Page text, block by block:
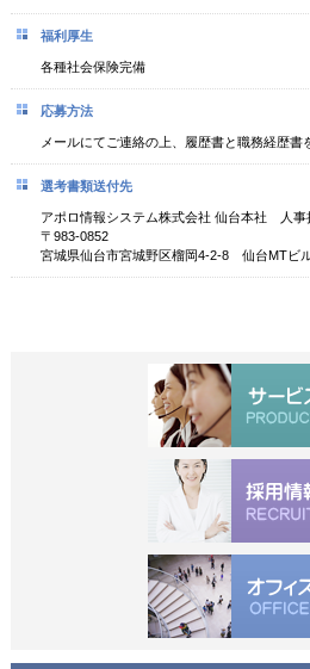
福利厚生
各種社会保険完備
応募方法
メールにてご連絡の上、履歴書と職務経歴書
選考書類送付先
アポロ情報システム株式会社 仙台本社 人事
〒983-0852
宮城県仙台市宮城野区榴岡4-2-8 仙台MTビ